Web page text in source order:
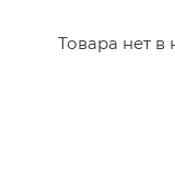
Товара нет